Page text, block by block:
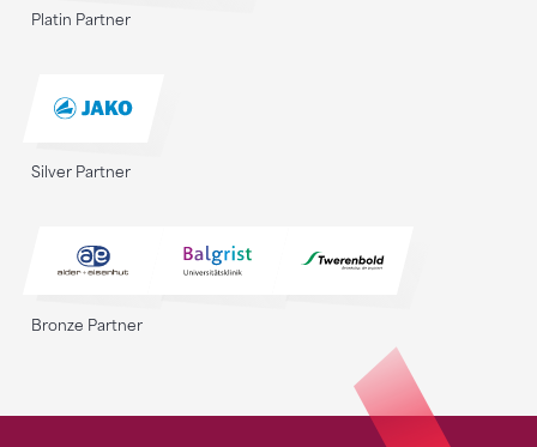
Platin Partner
Silver Partner
Bronze Partner